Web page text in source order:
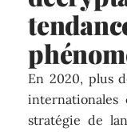
En 2020, plus
stratégie de